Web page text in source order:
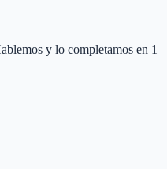
y lo completamos en 1